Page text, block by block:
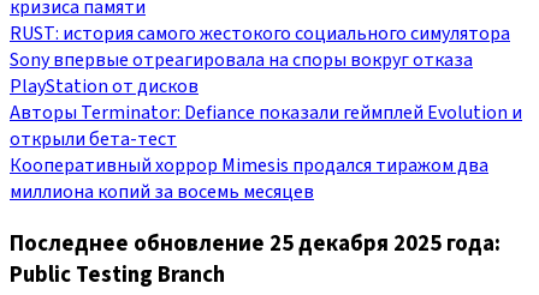
кризиса памяти
RUST: история самого жестокого социального симулятора
Sony впервые отреагировала на споры вокруг отказа
PlayStation от дисков
Авторы Terminator: Defiance показали геймплей Evolution и
открыли бета‑тест
Кооперативный хоррор Mimesis продался тиражом два
миллиона копий за восемь месяцев
Последнее обновление 25 декабря 2025 года:
Public Testing Branch